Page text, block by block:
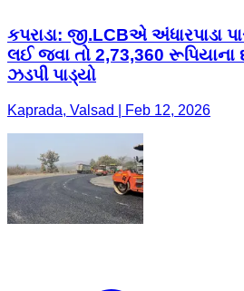
કપરાડા: જી.LCBએ અંધારપાડા
લઈ જવા તો 2,73,360
ઝડપી પાડ્યો
Kaprada, Valsad | Feb 12, 2026